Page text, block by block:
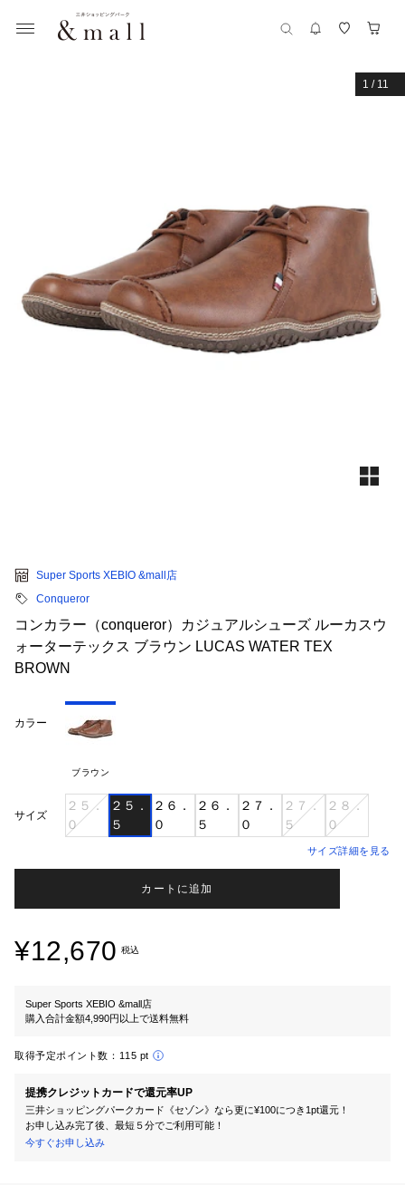
1 / 11
Super Sports XEBIO &mall店
Conqueror
コンカラー（conqueror）カジュアルシューズ ルーカスウ
ォーターテックス ブラウン LUCAS WATER TEX
BROWN
カラー
ブラウン
サイズ
２５．
０
２５．
５
２６．
０
２６．
５
２７．
０
２７．
５
２８．
０
サイズ詳細を見る
カートに追加
¥12,670 税込
Super Sports XEBIO &mall店
購入合計金額4,990円以上で送料無料
取得予定ポイント数： 115 pt
提携クレジットカードで還元率UP
三井ショッピングパークカード《セゾン》なら更に¥100につき1pt還元！
お申し込み完了後、最短５分でご利用可能！
今すぐお申し込み